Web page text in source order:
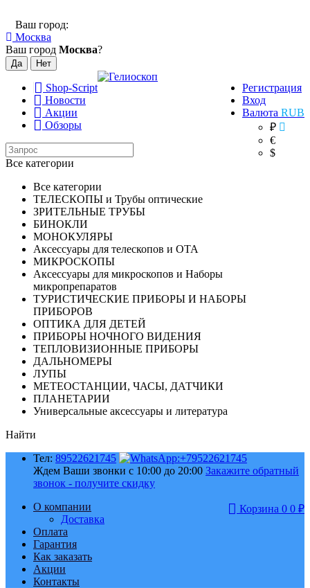
Ваш город:
Москва
Ваш город Москва?
Shop-Script
Новости
Акции
Обзоры
Регистрация
Вход
Валюта RUB
₽
€
$
Все категории
Все категории
ТЕЛЕСКОПЫ и Трубы оптические
ЗРИТЕЛЬНЫЕ ТРУБЫ
БИНОКЛИ
МОНОКУЛЯРЫ
Аксессуары для телескопов и ОТА
МИКРОСКОПЫ
Аксессуары для микроскопов и Наборы
микропрепаратов
ТУРИСТИЧЕСКИЕ ПРИБОРЫ И НАБОРЫ
ПРИБОРОВ
ОПТИКА ДЛЯ ДЕТЕЙ
ПРИБОРЫ НОЧНОГО ВИДЕНИЯ
ТЕПЛОВИЗИОННЫЕ ПРИБОРЫ
ДАЛЬНОМЕРЫ
ЛУПЫ
МЕТЕОСТАНЦИИ, ЧАСЫ, ДАТЧИКИ
ПЛАНЕТАРИИ
Универсальные аксессуары и литература
Найти
Тел: 89522621745
Ждем Ваши звонки с 10:00 до 20:00 Закажите обратный
звонок - получите скидку
Корзина 0 0 ₽
О компании
Доставка
Оплата
Гарантия
Как заказать
Акции
Контакты